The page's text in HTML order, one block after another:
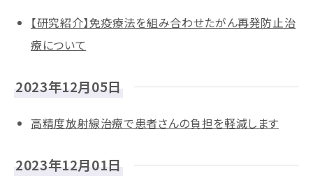
【研究紹介】免疫療法を組み合わせたがん再発防止治
療について
2023年12月05日
高精度放射線治療で患者さんの負担を軽減します
2023年12月01日